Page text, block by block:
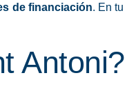
de financiación. En tu
Antoni?